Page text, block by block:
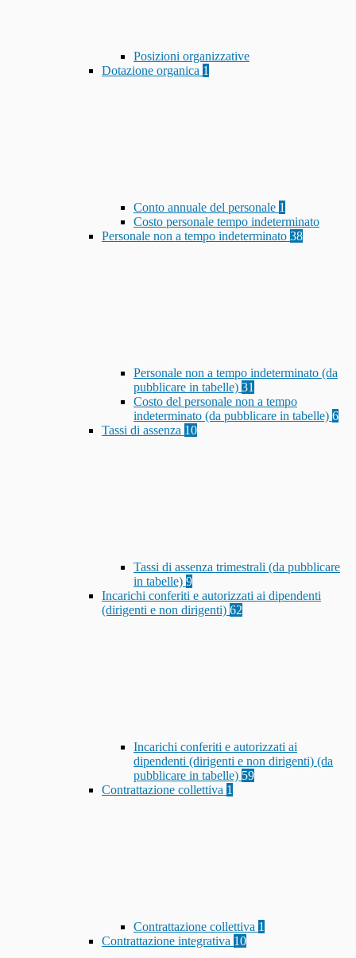
Posizioni organizzative
Dotazione organica 1
Conto annuale del personale 1
Costo personale tempo indeterminato
Personale non a tempo indeterminato 38
Personale non a tempo indeterminato (da
pubblicare in tabelle) 31
Costo del personale non a tempo
indeterminato (da pubblicare in tabelle) 6
Tassi di assenza 10
Tassi di assenza trimestrali (da pubblicare
in tabelle) 9
Incarichi conferiti e autorizzati ai dipendenti
(dirigenti e non dirigenti) 62
Incarichi conferiti e autorizzati ai
dipendenti (dirigenti e non dirigenti) (da
pubblicare in tabelle) 59
Contrattazione collettiva 1
Contrattazione collettiva 1
Contrattazione integrativa 10